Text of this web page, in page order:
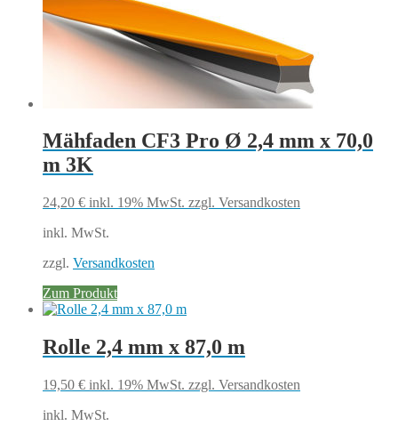
Mähfaden CF3 Pro Ø 2,4 mm x 70,0
m 3K
24,20 € inkl. 19% MwSt. zzgl. Versandkosten
inkl. MwSt.
zzgl. Versandkosten
Zum Produkt
Rolle 2,4 mm x 87,0 m
19,50 € inkl. 19% MwSt. zzgl. Versandkosten
inkl. MwSt.